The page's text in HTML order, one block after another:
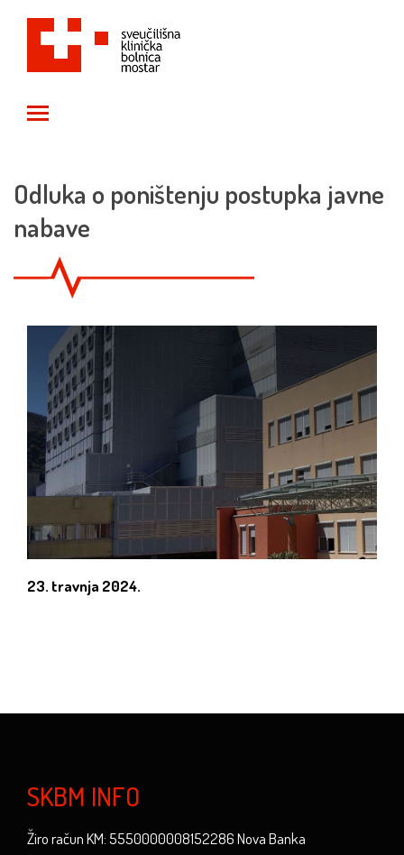
Odluka o poništenju postupka javne
nabave
23. travnja 2024.
SKBM INFO
Žiro račun KM: 5550000008152286 Nova Banka